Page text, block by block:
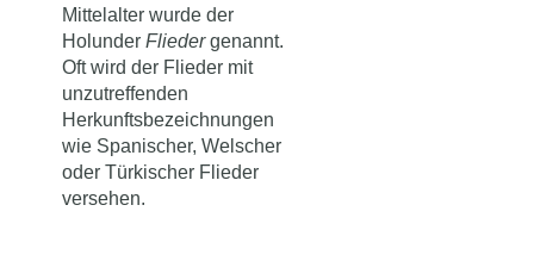
Mittelalter wurde der
Holunder Fliedergenannt.
Oft wird der Flieder mit
unzutreffenden
Herkunftsbezeichnungen
wie Spanischer, Welscher
oder Türkischer Flieder
versehen.